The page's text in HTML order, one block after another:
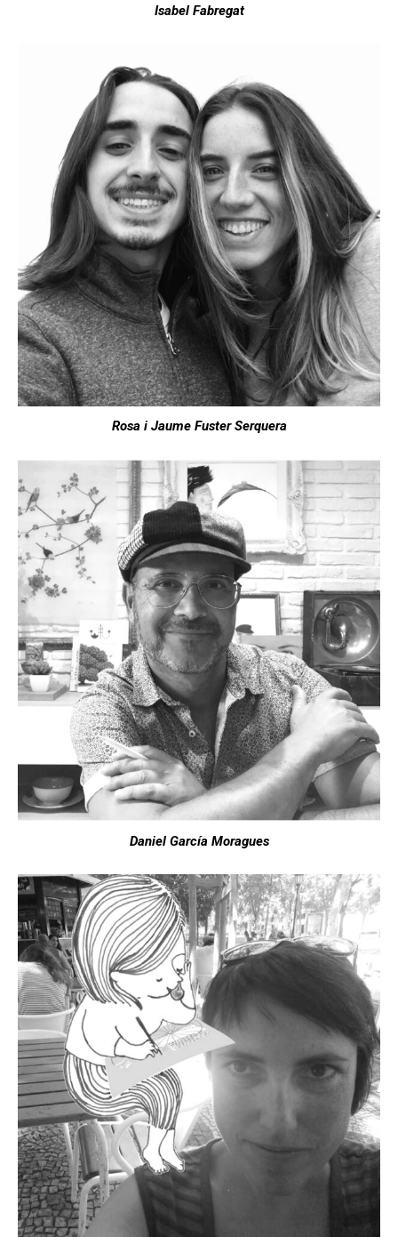
Isabel Fabregat
Rosa i Jaume Fuster Serquera
Daniel García Moragues